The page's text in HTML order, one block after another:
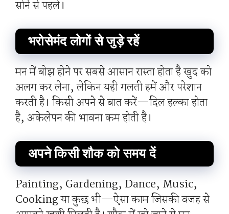
सोने से पहले।
भरोसेमंद लोगों से जुड़े रहें
मन में बोझ होने पर सबसे आसान रास्ता होता है खुद को
अलग कर लेना, लेकिन यही गलती हमें और परेशान
करती है। किसी अपने से बात करें—दिल हल्का होता
है, अकेलेपन की भावना कम होती है।
अपने किसी शौक को समय दें
Painting, Gardening, Dance, Music,
Cooking या कुछ भी—ऐसा काम जिसकी वजह से